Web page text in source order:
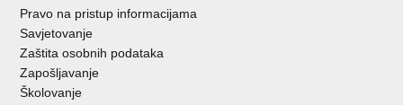
Pravo na pristup informacijama
Savjetovanje
Zaštita osobnih podataka
Zapošljavanje
Školovanje